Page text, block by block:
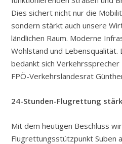
Dies sichert nicht nur die
sondern stärkt auch unsere
ländlichen Raum. Moderne
Wohlstand und Lebensqualität.
bedankt sich Verkehrssprecher
FPÖ-Verkehrslandesrat
24-Stunden-Flugrettung
Mit dem heutigen Beschluss
Flugrettungsstützpunkt Suben